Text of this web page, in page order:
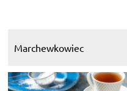
Marchewkowiec